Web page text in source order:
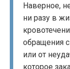
Наверное,
ни разу в
обращения
или от
которое